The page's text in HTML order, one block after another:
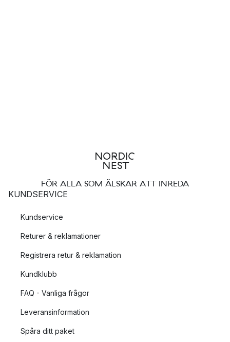
FÖR ALLA SOM ÄLSKAR ATT INREDA
KUNDSERVICE
Kundservice
Returer & reklamationer
Registrera retur & reklamation
Kundklubb
FAQ - Vanliga frågor
Leveransinformation
Spåra ditt paket